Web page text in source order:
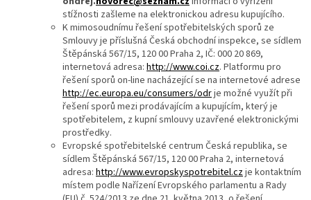
stížnosti zašleme na elektronickou adresu kupujícího.
K mimosoudnímu řešení spotřebitelských sporů ze
Smlouvy je příslušná Česká obchodní inspekce, se sídlem
Štěpánská 567/15, 120 00 Praha 2, IČ: 000 20 869,
internetová adresa: http://www.coi.cz. Platformu pro
řešení sporů on-line nacházející se na internetové adrese
http://ec.europa.eu/consumers/odrje možné využít při
řešení sporů mezi prodávajícím a kupujícím, který je
spotřebitelem, z kupní smlouvy uzavřené elektronickými
prostředky.
Evropské spotřebitelské centrum Česká republika, se
sídlem Štěpánská 567/15, 120 00 Praha 2, internetová
adresa: http://www.evropskyspotrebitel.czje kontaktním
místem podle Nařízení Evropského parlamentu a Rady